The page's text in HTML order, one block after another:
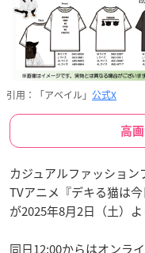
引用：「アベイル」 公式X
高
カジュアルファッション
TVアニメ『デキる猫は
が2025年8月2日（土）
同日12:00からはオンラ